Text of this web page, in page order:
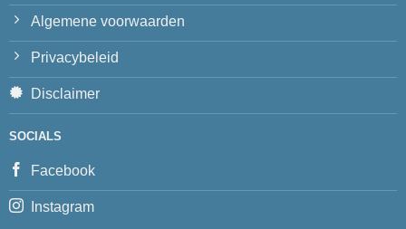
Algemene voorwaarden
Privacybeleid
Disclaimer
SOCIALS
Facebook
Instagram